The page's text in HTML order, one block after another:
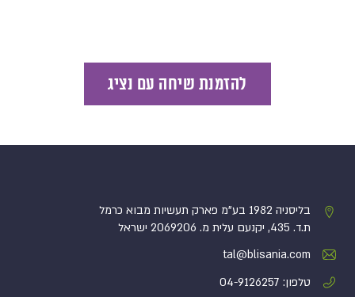
להזמנת שיחה עם נציג
בליסניה 1982 בע”מ פארק תעשיות מבוא כרמל
ת.ד. 435, יקנעם עלית מ. 2069206 ישראל
tal@blisania.com‏
טלפון: 04-9126257